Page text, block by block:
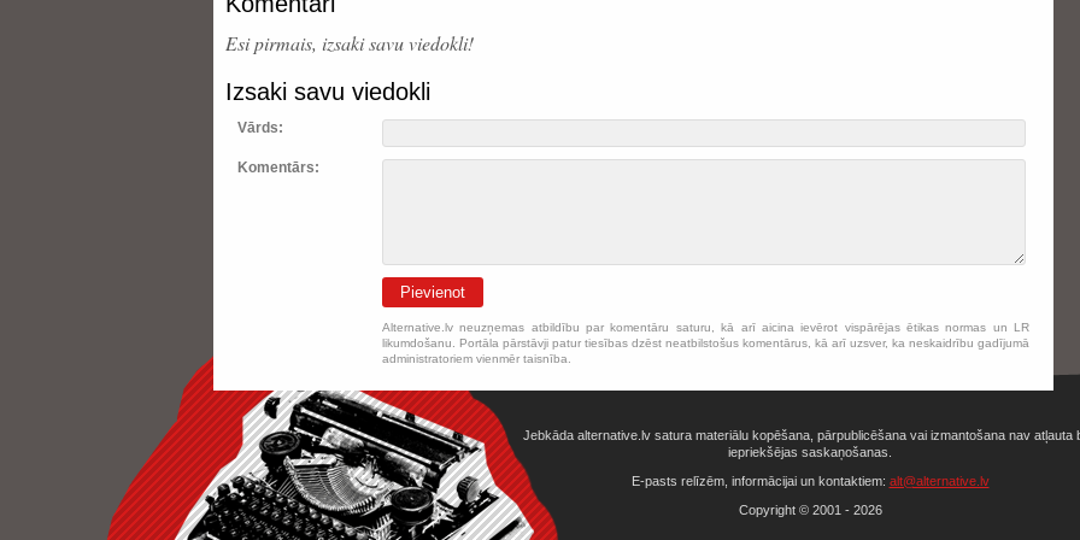
Esi pirmais, izsaki savu viedokli!
Izsaki savu viedokli
Vārds:
Komentārs:
Pievienot
Alternative.lv neuzņemas atbildību par komentāru saturu, kā arī aicina ievērot vispārējas ētikas normas un LR
likumdošanu. Portāla pārstāvji patur tiesības dzēst neatbilstošus komentārus, kā arī uzsver, ka neskaidrību gadījumā
administratoriem vienmēr taisnība.
Jebkāda alternative.lv satura materiālu kopēšana, pārpublicēšana vai izmantošana nav atļauta
iepriekšējas saskaņošanas.
E-pasts relīzēm, informācijai un kontaktiem: alt@alternative.lv
Copyright © 2001 - 2026